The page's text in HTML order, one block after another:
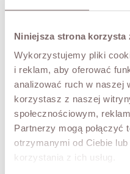
Niniejsza strona korzysta
Wykorzystujemy pliki
i reklam, aby oferować
analizować ruch w naszej
korzystasz z naszej
społecznościowym,
Partnerzy mogą połączyć
otrzymanymi od Ciebie
korzystania z ich usług.
A wool coat in a
together elegance and
stands out for its classic
belt that defines the
• made in Italy
• lined
• tie belt
• classic collar
The model is 173 cm tall